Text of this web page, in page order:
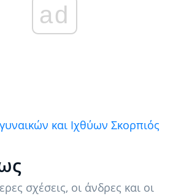
ad
και Ιχθύων Σκορπιός
σχέσεις, οι άνδρες και οι